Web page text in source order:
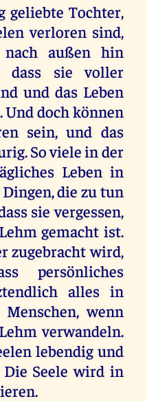
geliebte Tochter,
verloren sind,
außen hin
dass sie voller
und das Leben
doch können
sein, und das
So viele in der
Leben in
die zu tun
sie vergessen,
gemacht ist.
zugebracht wird,
persönliches
alles in
wenn
verwandeln.
lebendig und
Seele wird in